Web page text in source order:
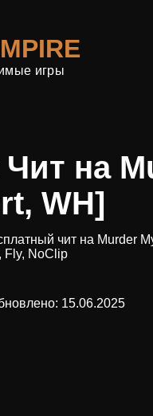
игры
на
WH]
чит на Murder
Fly, NoClip
15.06.2025